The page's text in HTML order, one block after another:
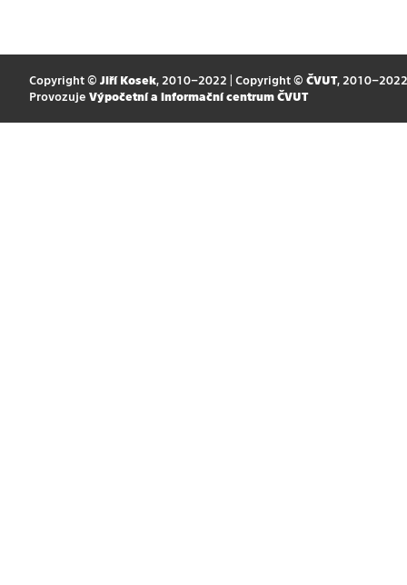
Copyright © Jiří Kosek, 2010–2022 | Copyright © ČVUT, 2010–2022
Provozuje Výpočetní a informační centrum ČVUT